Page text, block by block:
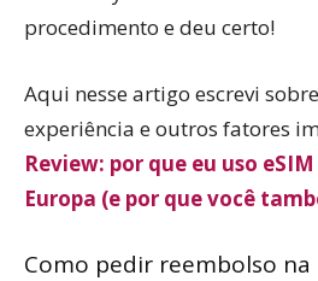
procedimento e deu certo!
Aqui nesse artigo escrevi
experiência e outros fatores
Review: por que eu uso
Europa (e por que você
Como pedir reembolso na